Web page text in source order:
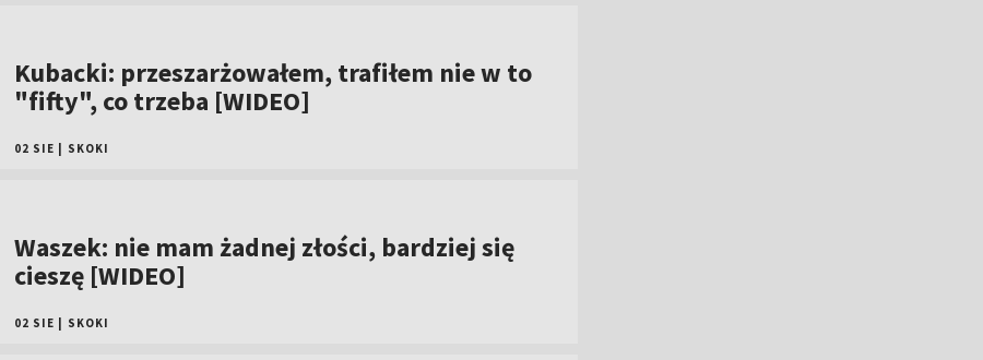
Kubacki: przeszarżowałem, trafiłem nie w to
"fifty", co trzeba [WIDEO]
02 SIE SKOKI
Waszek: nie mam żadnej złości, bardziej się
cieszę [WIDEO]
02 SIE SKOKI